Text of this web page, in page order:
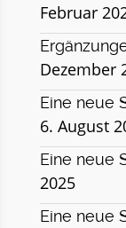
Februar
Dezember
Eine neue
6. August
Eine neue
2025
Eine neue